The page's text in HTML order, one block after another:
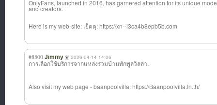
OnlyFans, launched in 2016, has garnered attention for its unique
and creators.
Here is my web-site: เย็ดดุ: https://xn--l3ca4b8epb5b.com
#8800 Jimmy 2026-04-14 14:06
การเลือกใช้บริการจากแหล่งรวมบ้านพักพูลวิลล่า.
Also visit my web page - baanpoolvilla: https://Baanpoolvilla.In.th/